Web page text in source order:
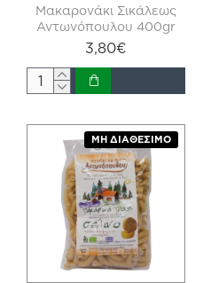
Μακαρονάκι Σικάλεως
Αντωνόπουλου 400gr
3,80€
ΜΗ ΔΙΑΘΈΣΙΜΟ